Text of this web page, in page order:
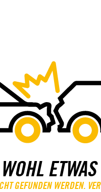
GEFUNDEN WERDEN.